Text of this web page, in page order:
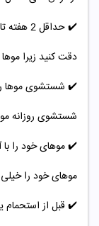
✔️
دقت کنید زیرا
✔️ شستشوی موها
شستشوی روزانه
✔️موهای خود را
موهای خود را
✔️ قبل از